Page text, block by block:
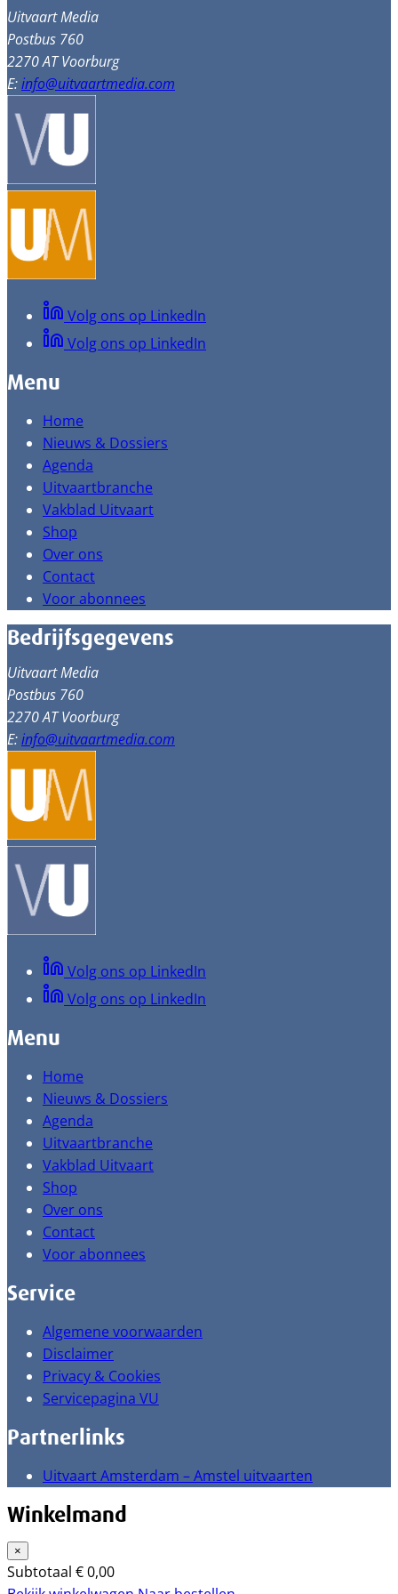
Uitvaart Media
Postbus 760
2270 AT Voorburg
E:info@uitvaartmedia.com
Volg ons op LinkedIn
Volg ons op LinkedIn
Menu
Home
Nieuws & Dossiers
Agenda
Uitvaartbranche
Vakblad Uitvaart
Shop
Over ons
Contact
Voor abonnees
Bedrijfsgegevens
Uitvaart Media
Postbus 760
2270 AT Voorburg
E:info@uitvaartmedia.com
Volg ons op LinkedIn
Volg ons op LinkedIn
Menu
Home
Nieuws & Dossiers
Agenda
Uitvaartbranche
Vakblad Uitvaart
Shop
Over ons
Contact
Voor abonnees
Service
Algemene voorwaarden
Disclaimer
Privacy & Cookies
Servicepagina VU
Partnerlinks
Uitvaart Amsterdam – Amstel uitvaarten
Winkelmand
×
Subtotaal €0,00